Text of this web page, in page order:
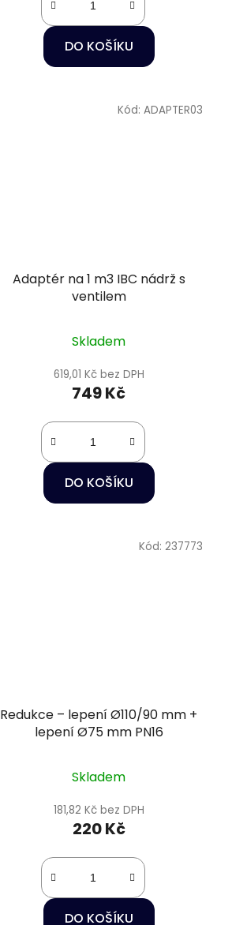
DO KOŠÍKU
Adaptér na 1 m3 IBC nádrž s
ventilem
Skladem
619,01 Kč bez DPH
749 Kč
DO KOŠÍKU
Kód: ADAPTER03
Redukce – lepení Ø110/90 mm +
lepení Ø75 mm PN16
Skladem
181,82 Kč bez DPH
220 Kč
DO KOŠÍKU
Kód: 237773